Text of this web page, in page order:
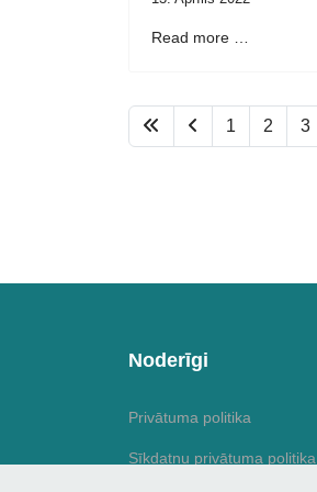
Read more …
1 2 3
Noderīgi
Privātuma politika
Sīkdatņu privātuma politika